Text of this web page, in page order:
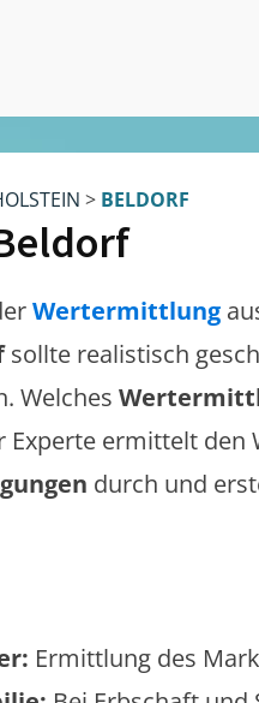
> BELDORF
Wertermittlung
sollte realistisch
Welches
Experte ermittelt den
durch und
Ermittlung des